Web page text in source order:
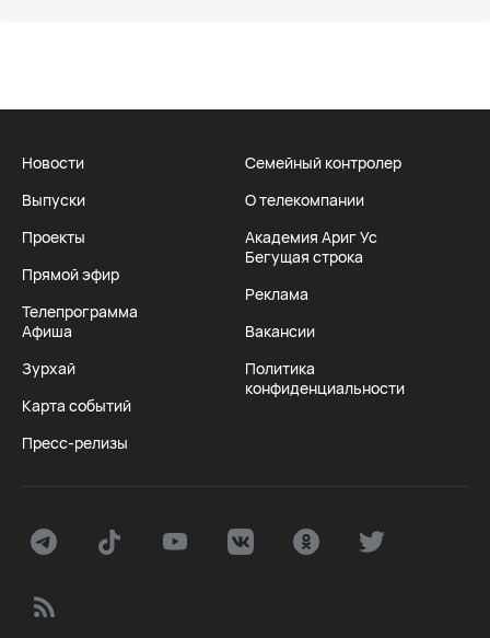
Новости
Выпуски
Проекты
Прямой эфир
Телепрограмма
Афиша
Зурхай
Карта событий
Пресс-релизы
Семейный контролер
О телекомпании
Академия Ариг Ус
Бегущая строка
Реклама
Вакансии
Политика
конфиденциальности